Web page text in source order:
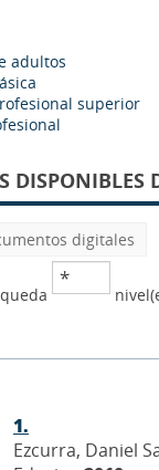
adultos
superior
DISPONIBLES
digitales
1.
Ezcurra, Daniel